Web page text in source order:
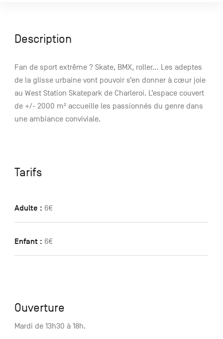
Description
Fan de sport extrême ? Skate, BMX, roller… Les adeptes
de la glisse urbaine vont pouvoir s’en donner à cœur joie
au West Station Skatepark de Charleroi. L’espace couvert
de +/- 2000 m² accueille les passionnés du genre dans
une ambiance conviviale.
Tarifs
Adulte : 6€
Enfant : 6€
Ouverture
Mardi de 13h30 à 18h.